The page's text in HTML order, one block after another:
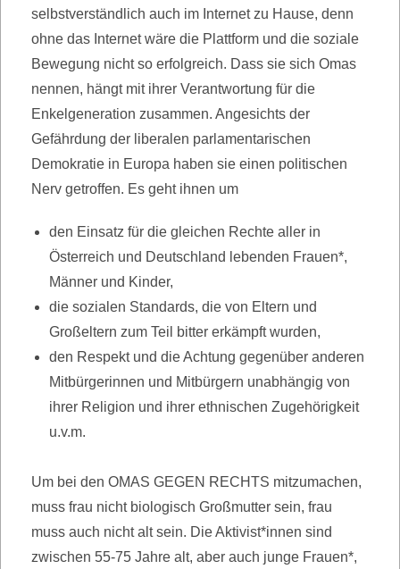
selbstverständlich auch im Internet zu Hause, denn
ohne das Internet wäre die Plattform und die soziale
Bewegung nicht so erfolgreich. Dass sie sich Omas
nennen, hängt mit ihrer Verantwortung für die
Enkelgeneration zusammen. Angesichts der
Gefährdung der liberalen parlamentarischen
Demokratie in Europa haben sie einen politischen
Nerv getroffen. Es geht ihnen um
den Einsatz für die gleichen Rechte aller in
Österreich und Deutschland lebenden Frauen*,
Männer und Kinder,
die sozialen Standards, die von Eltern und
Großeltern zum Teil bitter erkämpft wurden,
den Respekt und die Achtung gegenüber anderen
Mitbürgerinnen und Mitbürgern unabhängig von
ihrer Religion und ihrer ethnischen Zugehörigkeit
u.v.m.
Um bei den OMAS GEGEN RECHTS mitzumachen,
muss frau nicht biologisch Großmutter sein, frau
muss auch nicht alt sein. Die Aktivist*innen sind
zwischen 55-75 Jahre alt, aber auch junge Frauen*,